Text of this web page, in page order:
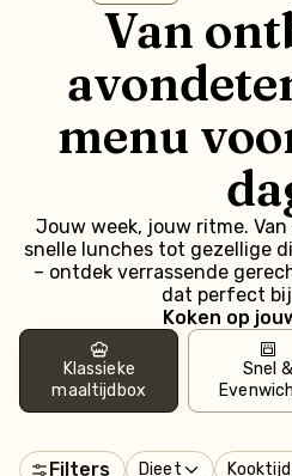
Van
menu
Jouw week, jouw ritme.
snelle lunches tot gezellige
– ontdek verrassende
dat perfect
Koken op
Klassieke
maaltijdbox
Snel &
Filters Dieet Kooktijd